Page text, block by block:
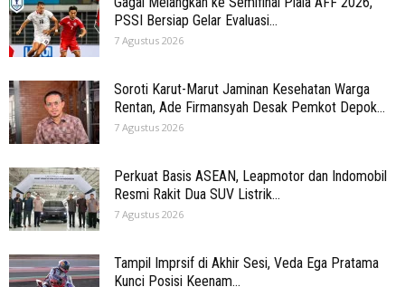
PSSI Bersiap Gelar Evaluasi...
7 Agustus 2026
Soroti Karut-Marut Jaminan Kesehatan Warga
Rentan, Ade Firmansyah Desak Pemkot Depok...
7 Agustus 2026
Perkuat Basis ASEAN, Leapmotor dan Indomobil
Resmi Rakit Dua SUV Listrik...
7 Agustus 2026
Tampil Imprsif di Akhir Sesi, Veda Ega Pratama
Kunci Posisi Keenam...